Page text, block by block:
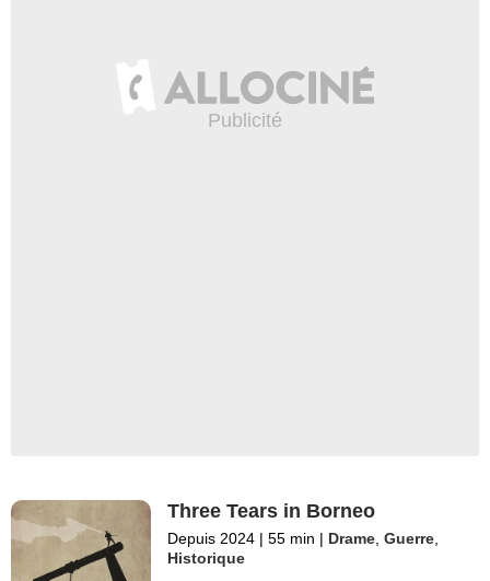
Three Tears in Borneo
Depuis 2024 | 55 min | Drame ,Guerre
Historique